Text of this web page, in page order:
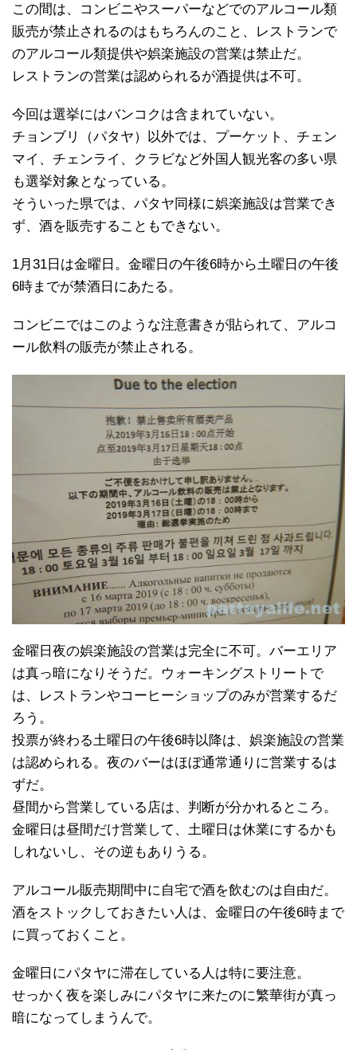
この間は、コンビニやスーパーなどでのアルコール類
販売が禁止されるのはもちろんのこと、レストランで
のアルコール類提供や娯楽施設の営業は禁止だ。
レストランの営業は認められるが酒提供は不可。
今回は選挙にはバンコクは含まれていない。
チョンブリ（パタヤ）以外では、プーケット、チェン
マイ、チェンライ、クラビなど外国人観光客の多い県
も選挙対象となっている。
そういった県では、パタヤ同様に娯楽施設は営業でき
ず、酒を販売することもできない。
1月31日は金曜日。金曜日の午後6時から土曜日の午後
6時までが禁酒日にあたる。
コンビニではこのような注意書きが貼られて、アルコ
ール飲料の販売が禁止される。
金曜日夜の娯楽施設の営業は完全に不可。バーエリア
は真っ暗になりそうだ。ウォーキングストリートで
は、レストランやコーヒーショップのみが営業するだ
ろう。
投票が終わる土曜日の午後6時以降は、娯楽施設の営業
は認められる。夜のバーはほぼ通常通りに営業するは
ずだ。
昼間から営業している店は、判断が分かれるところ。
金曜日は昼間だけ営業して、土曜日は休業にするかも
しれないし、その逆もありうる。
アルコール販売期間中に自宅で酒を飲むのは自由だ。
酒をストックしておきたい人は、金曜日の午後6時まで
に買っておくこと。
金曜日にパタヤに滞在している人は特に要注意。
せっかく夜を楽しみにパタヤに来たのに繁華街が真っ
暗になってしまうんで。